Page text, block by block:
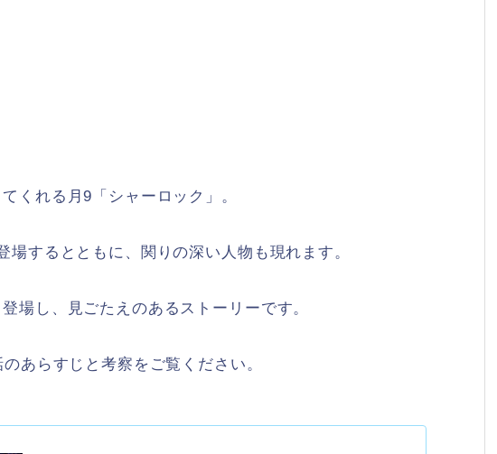
くれる月9「シャーロック」。
場するとともに、関りの深い人物も現れます。
場し、見ごたえのあるストーリーです。
あらすじと考察をご覧ください。